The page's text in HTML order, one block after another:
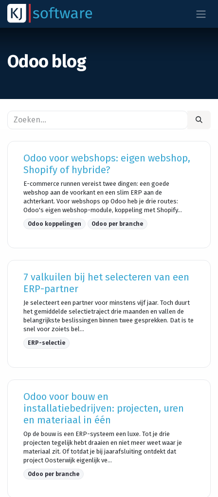
Overslaan naar inhoud
Odoo blog
Odoo voor webshops: eigen webshop,
Shopify of hybride?
E-commerce runnen vereist twee dingen: een goede
webshop aan de voorkant en een slim ERP aan de
achterkant. Voor webshops op Odoo heb je drie routes:
Odoo's eigen webshop-module, koppeling met Shopify...
Odoo koppelingen Odoo per branche
7 valkuilen bij het selecteren van een
ERP-partner
Je selecteert een partner voor minstens vijf jaar. Toch duurt
het gemiddelde selectietraject drie maanden en vallen de
belangrijkste beslissingen binnen twee gesprekken. Dat is te
snel voor zoiets bel...
ERP-selectie
Odoo voor bouw en
installatiebedrijven: projecten, uren
en materiaal in één
Op de bouw is een ERP-systeem een luxe. Tot je drie
projecten tegelijk hebt draaien en niet meer weet waar je
materiaal zit. Of totdat je bij jaarafsluiting ontdekt dat
project Oosterwijk eigenlijk ve...
Odoo per branche